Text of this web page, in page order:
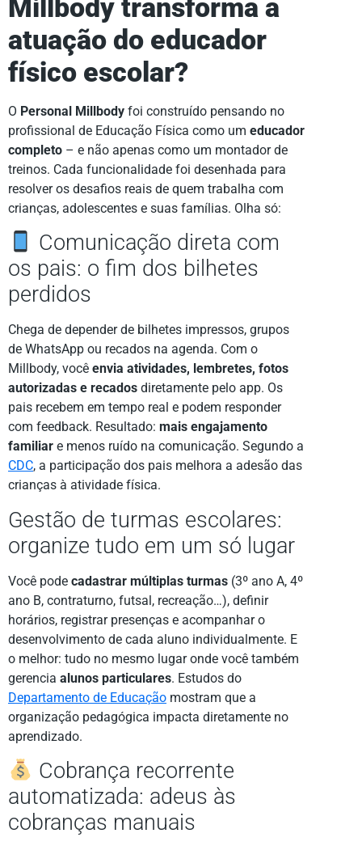
Millbody transforma a
atuação do educador
físico escolar?
O Personal Millbody foi construído pensando no
profissional de Educação Física como um educador
completo – e não apenas como um montador de
treinos. Cada funcionalidade foi desenhada para
resolver os desafios reais de quem trabalha com
crianças, adolescentes e suas famílias. Olha só:
Comunicação direta com
os pais: o fim dos bilhetes
perdidos
Chega de depender de bilhetes impressos, grupos
de WhatsApp ou recados na agenda. Com o
Millbody, você envia atividades, lembretes, fotos
autorizadas e recados diretamente pelo app. Os
pais recebem em tempo real e podem responder
com feedback. Resultado: mais engajamento
familiar e menos ruído na comunicação. Segundo a
CDC, a participação dos pais melhora a adesão das
crianças à atividade física.
Gestão de turmas escolares:
organize tudo em um só lugar
Você pode cadastrar múltiplas turmas (3º ano A, 4º
ano B, contraturno, futsal, recreação…), definir
horários, registrar presenças e acompanhar o
desenvolvimento de cada aluno individualmente. E
o melhor: tudo no mesmo lugar onde você também
gerencia alunos particulares. Estudos do
Departamento de Educação mostram que a
organização pedagógica impacta diretamente no
aprendizado.
Cobrança recorrente
automatizada: adeus às
cobranças manuais